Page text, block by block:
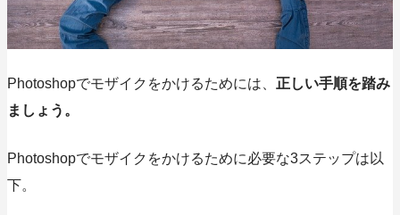
Photoshopでモザイクをかけるためには、 正しい手順を踏み
ましょう。
Photoshopでモザイクをかけるために必要な3ステップは以
下。